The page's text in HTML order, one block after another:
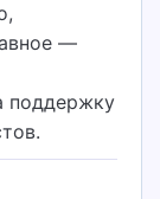
—
поддержку